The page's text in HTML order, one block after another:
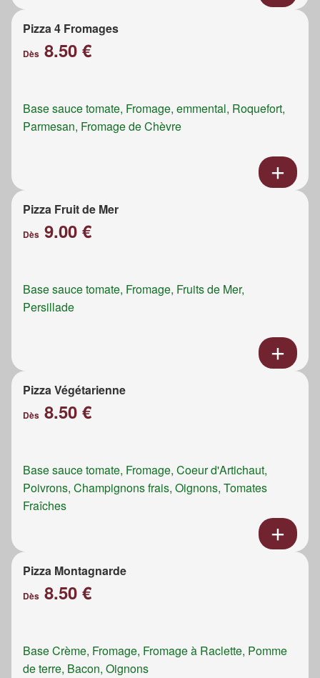
Pizza 4 Fromages
Dès 8.50 €
Base sauce tomate, Fromage, emmental, Roquefort,
Parmesan, Fromage de Chèvre
Pizza Fruit de Mer
Dès 9.00 €
Base sauce tomate, Fromage, Fruits de Mer,
Persillade
Pizza Végétarienne
Dès 8.50 €
Base sauce tomate, Fromage, Coeur d'Artichaut,
Poivrons, Champignons frais, Oignons, Tomates
Fraîches
Pizza Montagnarde
Dès 8.50 €
Base Crème, Fromage, Fromage à Raclette, Pomme
de terre, Bacon, Oignons